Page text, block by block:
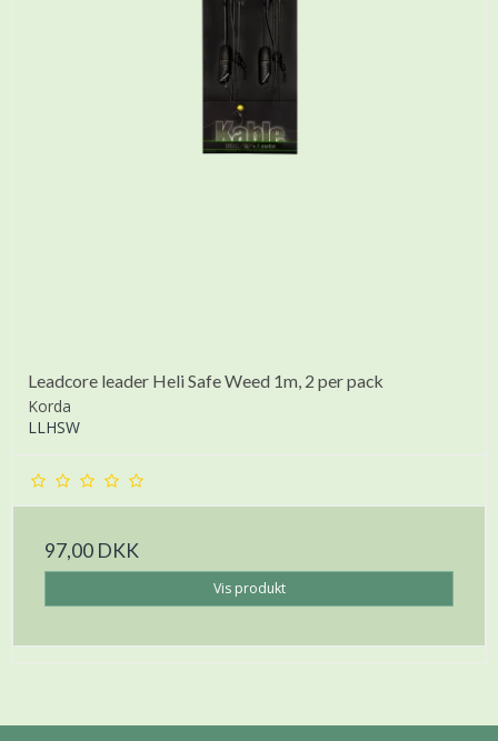
Leadcore leader Heli Safe Weed 1m, 2 per pack
Korda
LLHSW
97,00 DKK
Vis produkt